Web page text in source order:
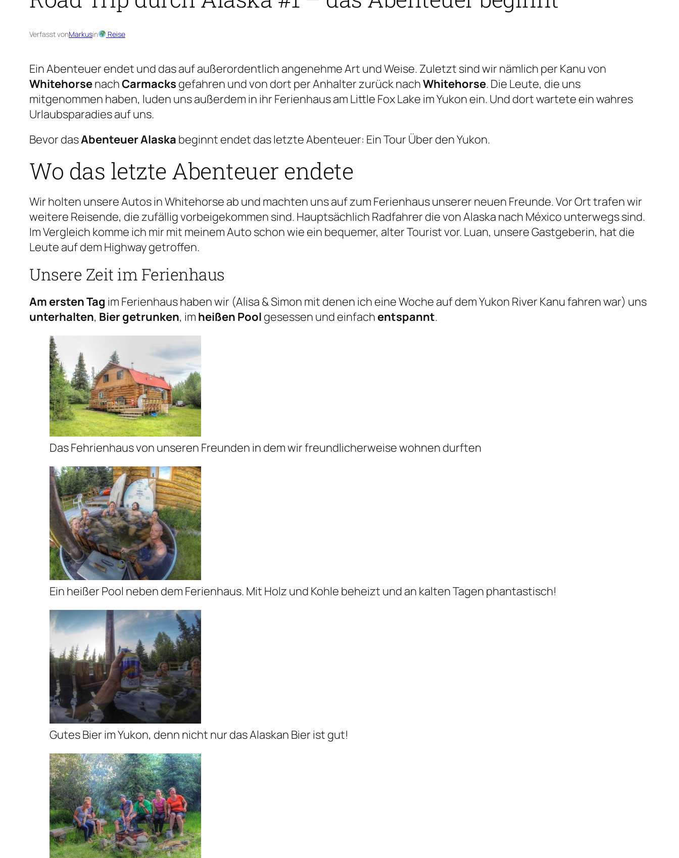
Verfasst vonMarkusin Reise
Ein Abenteuer endet und das auf außerordentlich angenehme Art und Weise. Zuletzt sind wir nämlich per Kanu von
WhitehorsenachCarmacks gefahren und von dort per Anhalter zurück nachWhitehorse. Die Leute, die uns
mitgenommen haben, luden uns außerdem in ihr Ferienhaus am Little Fox Lake im Yukon ein. Und dort wartete ein wahres
Urlaubsparadies auf uns.
Bevor dasAbenteuer Alaska beginnt endet das letzte Abenteuer: Ein Tour Über den Yukon.
Wo das letzte Abenteuer endete
Wir holten unsere Autos in Whitehorse ab und machten uns auf zum Ferienhaus unserer neuen Freunde. Vor Ort trafen wir
weitere Reisende, die zufällig vorbeigekommen sind. Hauptsächlich Radfahrer die von Alaska nach México unterwegs sind.
Im Vergleich komme ich mir mit meinem Auto schon wie ein bequemer, alter Tourist vor. Luan, unsere Gastgeberin, hat die
Leute auf dem Highway getroffen.
Unsere Zeit im Ferienhaus
Am ersten Tag im Ferienhaus haben wir (Alisa & Simon mit denen ich eine Woche auf dem Yukon River Kanu fahren war) uns
unterhalten, Bier getrunken, im heißen Pool gesessen und einfach entspannt.
Das Fehrienhaus von unseren Freunden in dem wir freundlicherweise wohnen durften
Ein heißer Pool neben dem Ferienhaus. Mit Holz und Kohle beheizt und an kalten Tagen phantastisch!
Gutes Bier im Yukon, denn nicht nur das Alaskan Bier ist gut!